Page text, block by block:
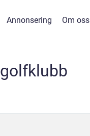
Annonsering Om oss
golfklubb